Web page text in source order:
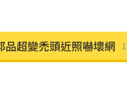
超變禿頭近照嚇壞網